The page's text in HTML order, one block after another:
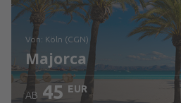
von: Köln (CGN)
Majorca
AB 45 EUR